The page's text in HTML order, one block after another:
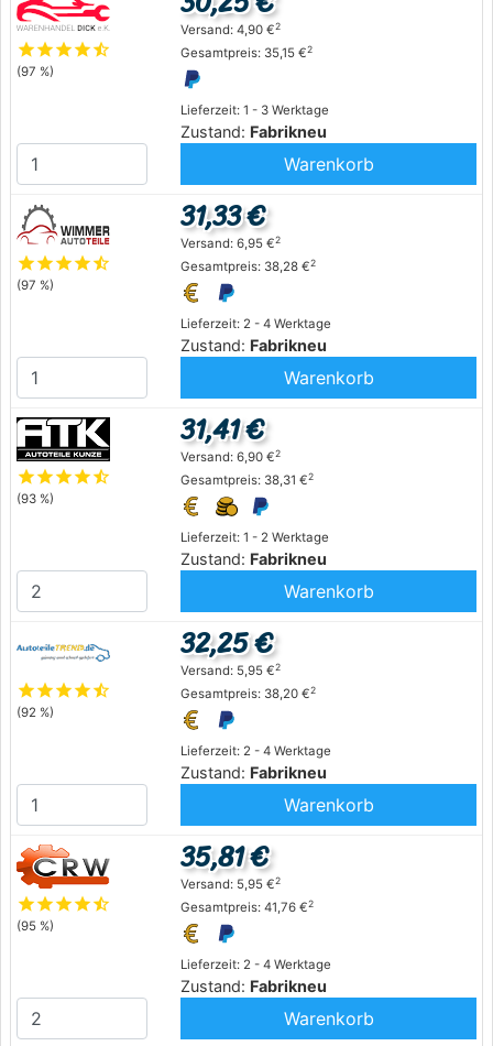
starstarstarstarstar_half
(97 %)
Lieferzeit: 1 - 3 Werktage
Zustand: Fabrikneu
Versand: 4,90 €2
Gesamtpreis: 35,15 €2
Warenkorb
starstarstarstarstar_half
(97 %)
Lieferzeit: 2 - 4 Werktage
Zustand: Fabrikneu
31,33 €
Versand: 6,95 €2
Gesamtpreis: 38,28 €2
Warenkorb
starstarstarstarstar_half
(93 %)
Lieferzeit: 1 - 2 Werktage
Zustand: Fabrikneu
31,41 €
Versand: 6,90 €2
Gesamtpreis: 38,31 €2
Warenkorb
starstarstarstarstar_half
(92 %)
Lieferzeit: 2 - 4 Werktage
Zustand: Fabrikneu
32,25 €
Versand: 5,95 €2
Gesamtpreis: 38,20 €2
Warenkorb
starstarstarstarstar_half
(95 %)
Lieferzeit: 2 - 4 Werktage
Zustand: Fabrikneu
35,81 €
Versand: 5,95 €2
Gesamtpreis: 41,76 €2
Warenkorb